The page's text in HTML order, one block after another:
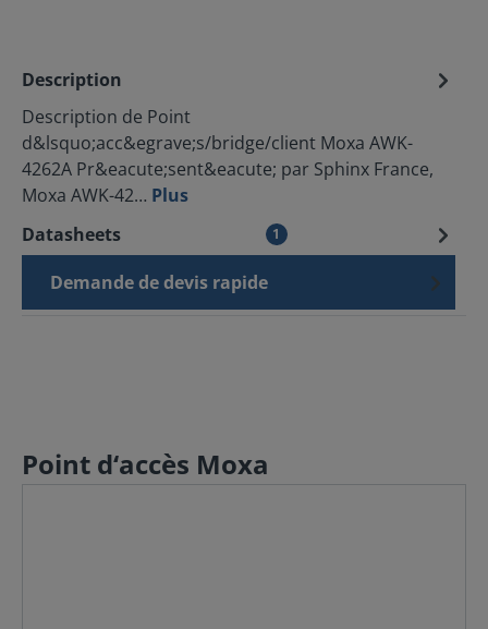
Description
Description de Point
d&lsquo;acc&egrave;s/bridge/client Moxa AWK-
4262A Pr&eacute;sent&eacute; par Sphinx France,
Moxa AWK-42… Plus
Datasheets
1
Demande de devis rapide
Point d‘accès Moxa